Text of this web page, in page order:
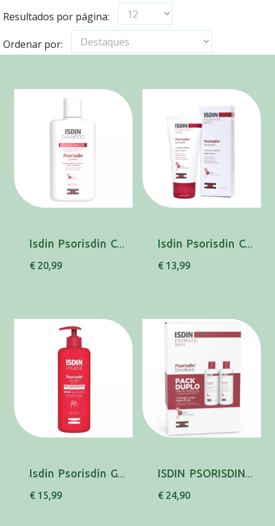
Resultados por página:
Ordenar por:
Isdin Psorisdin Ch 200ml
€ 20,99
Isdin Psorisdin Cr Diario 50ml
€ 13,99
Isdin Psorisdin Gel Banho 500ml
€ 15,99
ISDIN PSORISDIN LOCAO EMOLIENT 200ML X2
€ 24,90